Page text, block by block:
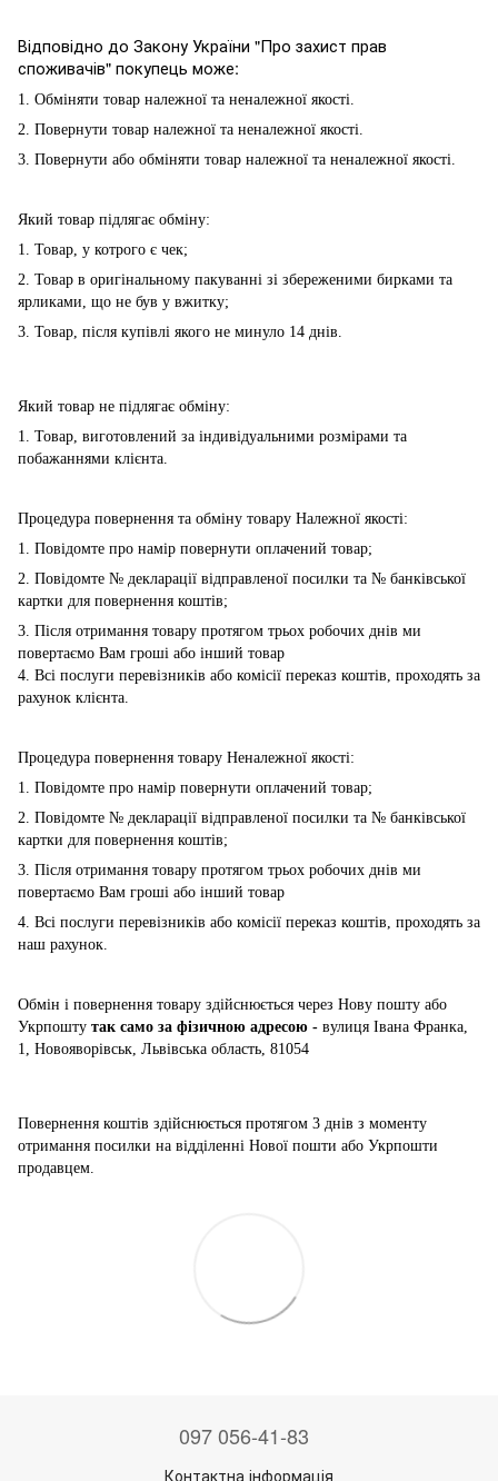
Відповідно до Закону України "Про захист прав
споживачів" покупець може:
1. Обміняти товар належної та неналежної якості.
2. Повернути товар належної та неналежної якості.
3. Повернути або обміняти товар належної та неналежної якості.
Який товар підлягає обміну:
1. Товар, у котрого є чек;
2. Товар в оригінальному пакуванні зі збереженими бирками та
ярликами, що не був у вжитку;
3. Товар, після купівлі якого не минуло 14 днів.
Який товар не підлягає обміну:
1. Товар, виготовлений за індивідуальними розмірами та
побажаннями клієнта.
Процедура повернення та обміну товару Належної якості:
1. Повідомте про намір повернути оплачений товар;
2. Повідомте № декларації відправленої посилки та № банківської
картки для повернення коштів;
3. Після отримання товару протягом трьох робочих днів ми
повертаємо Вам гроші або інший товар
4. Всі послуги перевізників або комісії переказ коштів, проходять за
рахунок клієнта.
Процедура повернення товару Неналежної якості:
1. Повідомте про намір повернути оплачений товар;
2. Повідомте № декларації відправленої посилки та № банківської
картки для повернення коштів;
3. Після отримання товару протягом трьох робочих днів ми
повертаємо Вам гроші або інший товар
4. Всі послуги перевізників або комісії переказ коштів, проходять за
наш рахунок.
Обмін і повернення товару здійснюється через Нову пошту або
Укрпошту так само за фізичною адресою - вулиця Івана Франка,
1, Новояворівськ, Львівська область, 81054
Повернення коштів здійснюється протягом 3 днів з моменту
отримання посилки на відділенні Нової пошти або Укрпошти
продавцем.
097 056-41-83
Контактна інформація